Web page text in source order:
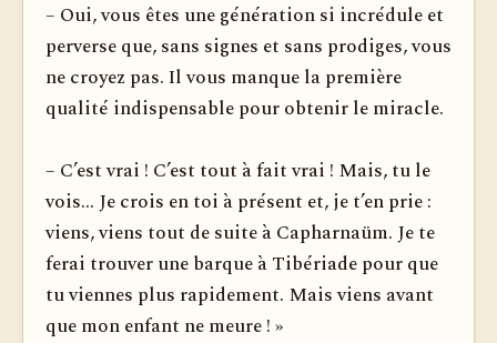
– Oui, vous êtes une génération si incrédule et
perverse que, sans signes et sans prodiges, vous
ne croyez pas. Il vous manque la première
qualité indispensable pour obtenir le miracle.
– C’est vrai ! C’est tout à fait vrai ! Mais, tu le
vois... Je crois en toi à présent et, je t’en prie :
viens, viens tout de suite à Capharnaüm. Je te
ferai trouver une barque à Tibériade pour que
tu viennes plus rapidement. Mais viens avant
que mon enfant ne meure ! »